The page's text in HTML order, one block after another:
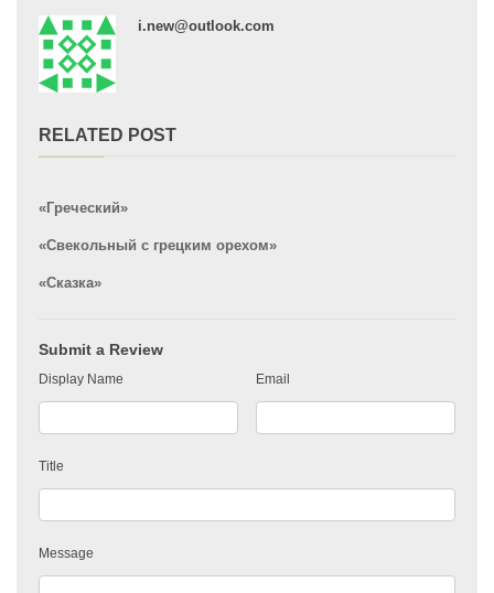
i.new@outlook.com
RELATED POST
«Греческий»
«Свекольный с грецким орехом»
«Сказка»
Submit a Review
Display Name Email
Title
Message